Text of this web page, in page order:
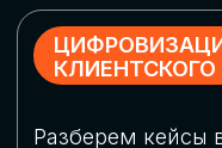
СКАЧАТЬ